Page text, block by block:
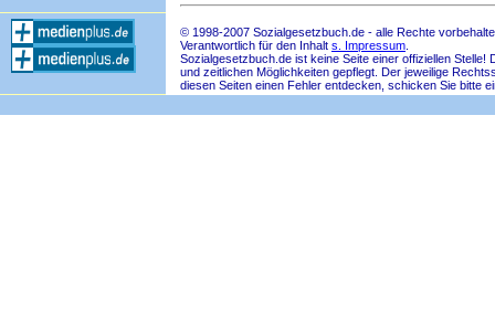
© 1998-2007 Sozialgesetzbuch.de - alle Rechte
Verantwortlich für den Inhalt s. Impressum
Sozialgesetzbuch.de ist keine Seite einer offiziellen
und zeitlichen Möglichkeiten gepflegt. Der jeweilige
diesen Seiten einen Fehler entdecken, schicken Sie bitte